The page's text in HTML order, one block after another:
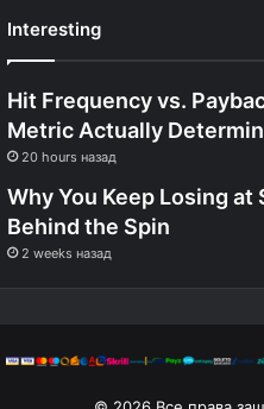
Interesting
Hit Frequency vs.
Metric Actually
20 hours назад
Why You Keep Losing
Behind the Spin
2 weeks назад